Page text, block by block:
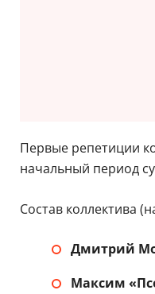
Первые репетиции
начальный период
Состав коллектива
Дмитрий
Максим